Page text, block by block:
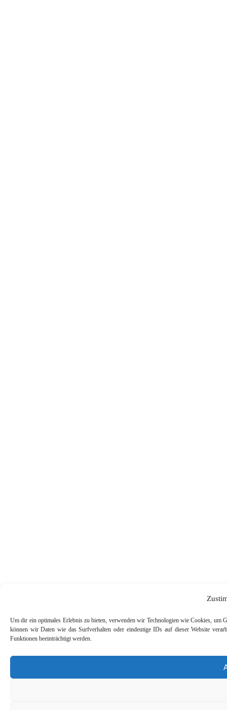
Um dir ein optimales Erlebnis zu bieten, verwenden wir Technologien wie Cookies, um
können wir Daten wie das Surfverhalten oder eindeutige IDs auf dieser Website
Funktionen beeinträchtigt werden.